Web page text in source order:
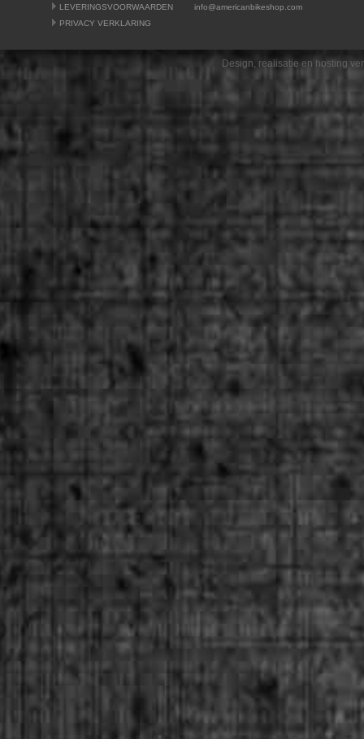
LEVERINGSVOORWAARDEN
PRIVACY VERKLARING
info@americanbikeshop.com
Design, realisatie en hosting